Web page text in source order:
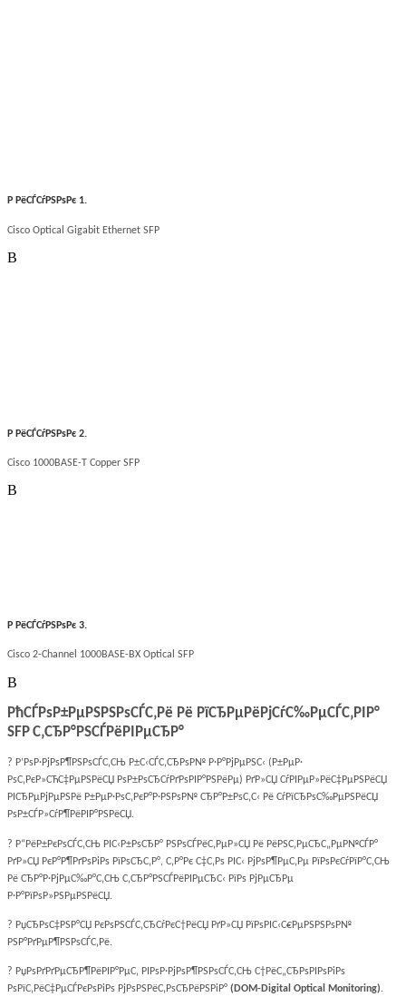
Р РёСЃСѓРЅРѕРє 1.
Cisco Optical Gigabit Ethernet SFP
В
Р РёСЃСѓРЅРѕРє 2.
Cisco 1000BASE-T Copper SFP
В
Р РёСЃСѓРЅРѕРє 3.
Cisco 2-Channel 1000BASE-BX Optical SFP
В
РћСЃРѕР±РµРЅРЅРѕСЃС‚Рё Рё РїСЂРµРёРјСѓС‰РµСЃС‚РІР°
SFPС‚СЂР°РЅСЃРёРІРµСЂР°
? Р’РѕР·РјРѕР¶РЅРѕСЃС‚СЊ Р±С‹СЃС‚СЂРѕР№ Р·Р°РјРµРЅС‹ (Р±РµР·
РѕС‚РєР»СЋС‡РµРЅРёСЏ РѕР±РѕСЂСѓРґРѕРІР°РЅРёРµ) РґР»СЏ СѓРІРµР»РёС‡РµРЅРёСЏ
РІСЂРµРјРµРЅРё Р±РµР·РѕС‚РєР°Р·РЅРѕР№ СЂР°Р±РѕС‚С‹ Рё СѓРїСЂРѕС‰РµРЅРёСЏ
РѕР±СЃР»СѓР¶РёРІР°РЅРёСЏ.
? Р“РёР±РєРѕСЃС‚СЊ РІС‹Р±РѕСЂР° РЅРѕСЃРёС‚РµР»СЏ Рё РёРЅС‚РµСЂС„РµР№СЃР°
РґР»СЏ РєР°Р¶РґРѕРіРѕ РїРѕСЂС‚Р°, С‚Р°Рє С‡С‚Рѕ РІС‹ РјРѕР¶РµС‚Рµ РїРѕРєСѓРїР°С‚СЊ
Рё СЂР°Р·РјРµС‰Р°С‚СЊ С‚СЂР°РЅСЃРёРІРµСЂС‹ РїРѕ РјРµСЂРµ
Р·Р°РїРѕР»РЅРµРЅРёСЏ.
? РџСЂРѕС‡РЅР°СЏ РєРѕРЅСЃС‚СЂСѓРєС†РёСЏ РґР»СЏ РїРѕРІС‹С€РµРЅРЅРѕР№
РЅР°РґРµР¶РЅРѕСЃС‚Рё.
? РџРѕРґРґРµСЂР¶РёРІР°РµС‚ РІРѕР·РјРѕР¶РЅРѕСЃС‚СЊ С†РёС„СЂРѕРІРѕРіРѕ
РѕРїС‚РёС‡РµСЃРєРѕРіРѕ РјРѕРЅРёС‚РѕСЂРёРЅРіР° (DOM-Digital Optical Monitoring).